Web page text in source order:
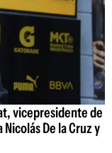
vicepresidente de
De la Cruz y